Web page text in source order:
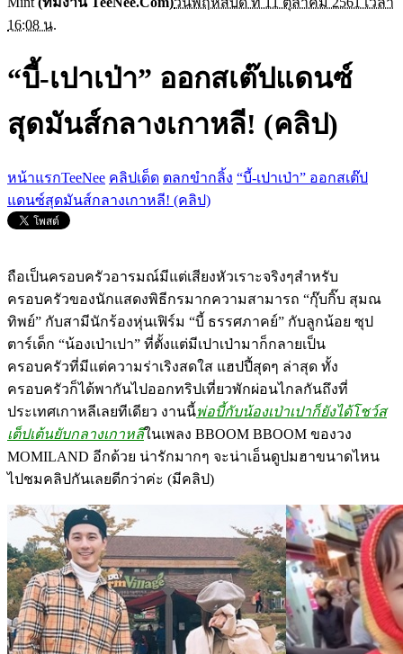
16:08 น.
“บี้-เปาเป่า” ออกสเต๊ปแดนซ์
สุดมันส์กลางเกาหลี! (คลิป)
หน้าแรกTeeNee คลิปเด็ด ตลกขำกลิ้ง “บี้-เปาเป่า” ออกสเต๊ป
แดนซ์สุดมันส์กลางเกาหลี! (คลิป)
ถือเป็นครอบครัวอารมณ์มีแต่เสียงหัวเราะจริงๆสำหรับ
ครอบครัวของนักแสดงพิธีกรมากความสามารถ “กุ๊บกิ๊บ สุมณ
ทิพย์” กับสามีนักร้องหุ่นเฟิร์ม “บี้ ธรรศภาคย์” กับลูกน้อย ซุป
ตาร์เด็ก “น้องเป่าเปา” ที่ตั้งแต่มีเปาเป่ามาก็กลายเป็น
ครอบครัวที่มีแต่ความร่าเริงสดใส แฮปปี้สุดๆ ล่าสุด ทั้ง
ครอบครัวก็ได้พากันไปออกทริปเที่ยวพักผ่อนไกลกันถึงที่
ประเทศเกาหลีเลยทีเดียว งานนี้พ่อบี้กับน้องเป่าเปาก็ยังได้โชว์ส
เต็ปเต้นยับกลางเกาหลีในเพลง BBOOM BBOOM ของวง
MOMILAND อีกด้วย น่ารักมากๆ จะน่าเอ็นดูปมฮาขนาดไหน
ไปชมคลิปกันเลยดีกว่าค่ะ (มีคลิป)